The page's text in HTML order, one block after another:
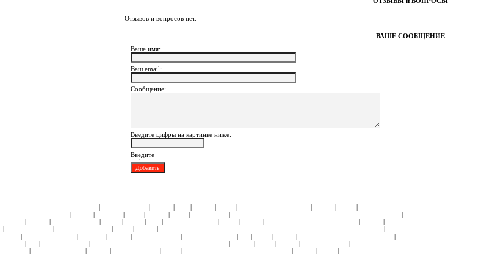
Отзывов и вопросов нет.
ВАШЕ СООБЩЕНИЕ
Ваше имя:
Ваш еmail:
Сообщение:
Введите цифры на картинке ниже:
| | | | | | | | |
| | | | | | | |
| | | | | | | | | | |
| | | | | |
| | | | | | | | | |
| | | | | | | |
| | | | | | | |